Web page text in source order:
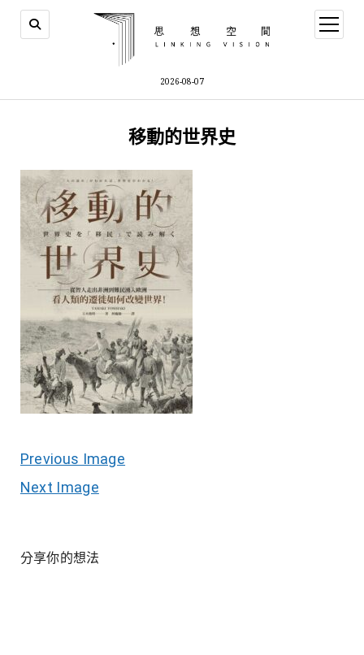
2026-08-07
open
menu
移動的世界史
Previous Image
Next Image
分享你的想法